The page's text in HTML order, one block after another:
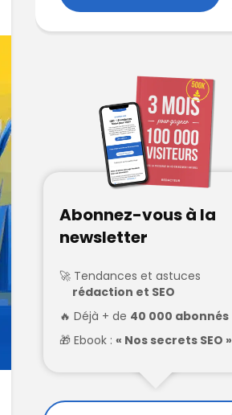
Abonnez-vous à la
newsletter
Tendances et astuces
rédaction et SEO
Déjà + de 40 000 abonnés
Ebook : « Nos secrets SEO »